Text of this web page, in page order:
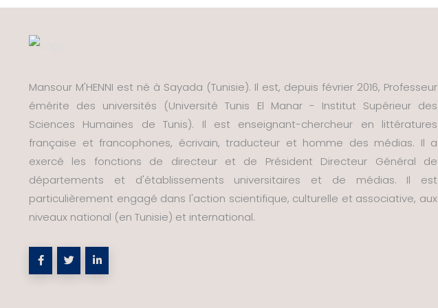
Mansour M'HENNI est né à Sayada (Tunisie). Il est, depuis février 2016, Professeur
émérite des universités (Université Tunis El Manar - Institut Supérieur des
Sciences Humaines de Tunis). Il est enseignant-chercheur en littératures
française et francophones, écrivain, traducteur et homme des médias. Il a
exercé les fonctions de directeur et de Président Directeur Général de
départements et d'établissements universitaires et de médias. Il est
particulièrement engagé dans l'action scientifique, culturelle et associative, aux
niveaux national (en Tunisie) et international.